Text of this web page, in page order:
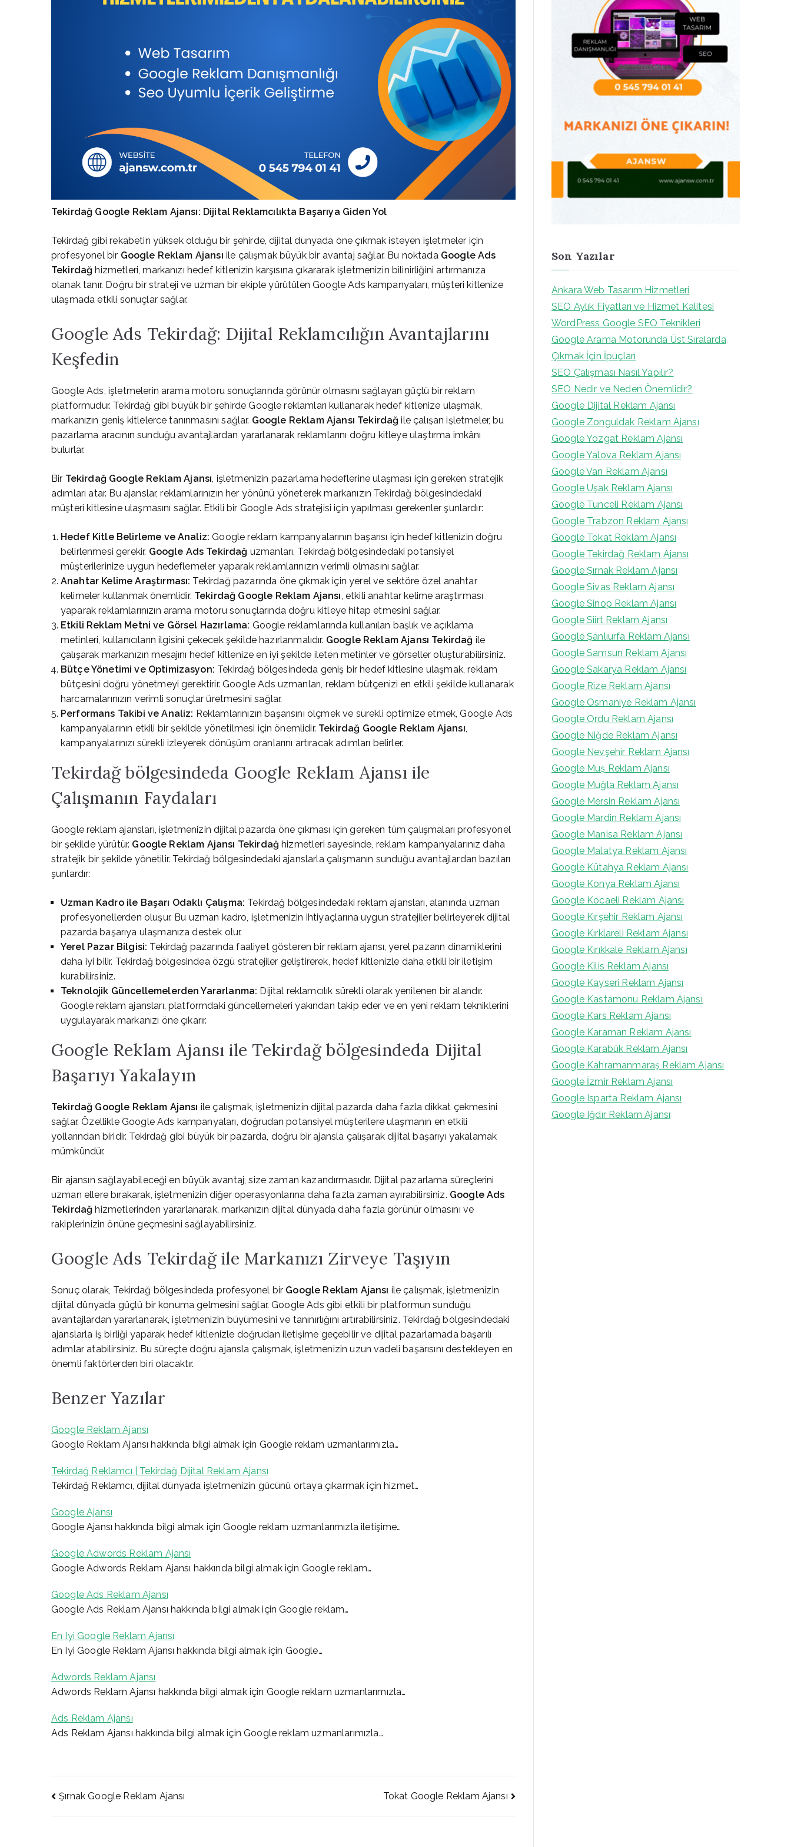
Tekirdağ Google Reklam Ajansı: Dijital Reklamcılıkta Başarıya Giden Yol
Tekirdağ gibi rekabetin yüksek olduğu bir şehirde, dijital dünyada öne çıkmak isteyen işletmeler için
profesyonel bir Google Reklam Ajansı ile çalışmak büyük bir avantaj sağlar. Bu noktada Google Ads
Tekirdağ hizmetleri, markanızı hedef kitlenizin karşısına çıkararak işletmenizin bilinirliğini artırmanıza
olanak tanır. Doğru bir strateji ve uzman bir ekiple yürütülen Google Ads kampanyaları, müşteri kitlenize
ulaşmada etkili sonuçlar sağlar.
Google Ads Tekirdağ: Dijital Reklamcılığın Avantajlarını
Keşfedin
Google Ads, işletmelerin arama motoru sonuçlarında görünür olmasını sağlayan güçlü bir reklam
platformudur. Tekirdağ gibi büyük bir şehirde Google reklamları kullanarak hedef kitlenize ulaşmak,
markanızın geniş kitlelerce tanınmasını sağlar. Google Reklam Ajansı Tekirdağ ile çalışan işletmeler, bu
pazarlama aracının sunduğu avantajlardan yararlanarak reklamlarını doğru kitleye ulaştırma imkânı
bulurlar.
Bir Tekirdağ Google Reklam Ajansı, işletmenizin pazarlama hedeflerine ulaşması için gereken stratejik
adımları atar. Bu ajanslar, reklamlarınızın her yönünü yöneterek markanızın Tekirdağ bölgesindedaki
müşteri kitlesine ulaşmasını sağlar. Etkili bir Google Ads stratejisi için yapılması gerekenler şunlardır:
Hedef Kitle Belirleme ve Analiz: Google reklam kampanyalarının başarısı için hedef kitlenizin doğru
belirlenmesi gerekir. Google Ads Tekirdağ uzmanları, Tekirdağ bölgesindedaki potansiyel
müşterilerinize uygun hedeflemeler yaparak reklamlarınızın verimli olmasını sağlar.
Anahtar Kelime Araştırması: Tekirdağ pazarında öne çıkmak için yerel ve sektöre özel anahtar
kelimeler kullanmak önemlidir. Tekirdağ Google Reklam Ajansı, etkili anahtar kelime araştırması
yaparak reklamlarınızın arama motoru sonuçlarında doğru kitleye hitap etmesini sağlar.
Etkili Reklam Metni ve Görsel Hazırlama: Google reklamlarında kullanılan başlık ve açıklama
metinleri, kullanıcıların ilgisini çekecek şekilde hazırlanmalıdır. Google Reklam Ajansı Tekirdağ ile
çalışarak markanızın mesajını hedef kitlenize en iyi şekilde ileten metinler ve görseller oluşturabilirsiniz.
Bütçe Yönetimi ve Optimizasyon: Tekirdağ bölgesindeda geniş bir hedef kitlesine ulaşmak, reklam
bütçesini doğru yönetmeyi gerektirir. Google Ads uzmanları, reklam bütçenizi en etkili şekilde kullanarak
harcamalarınızın verimli sonuçlar üretmesini sağlar.
Performans Takibi ve Analiz: Reklamlarınızın başarısını ölçmek ve sürekli optimize etmek, Google Ads
kampanyalarının etkili bir şekilde yönetilmesi için önemlidir. Tekirdağ Google Reklam Ajansı,
kampanyalarınızı sürekli izleyerek dönüşüm oranlarını artıracak adımları belirler.
Tekirdağ bölgesindeda Google Reklam Ajansı ile
Çalışmanın Faydaları
Google reklam ajansları, işletmenizin dijital pazarda öne çıkması için gereken tüm çalışmaları profesyonel
bir şekilde yürütür. Google Reklam Ajansı Tekirdağ hizmetleri sayesinde, reklam kampanyalarınız daha
stratejik bir şekilde yönetilir. Tekirdağ bölgesindedaki ajanslarla çalışmanın sunduğu avantajlardan bazıları
şunlardır:
Uzman Kadro ile Başarı Odaklı Çalışma: Tekirdağ bölgesindedaki reklam ajansları, alanında uzman
profesyonellerden oluşur. Bu uzman kadro, işletmenizin ihtiyaçlarına uygun stratejiler belirleyerek dijital
pazarda başarıya ulaşmanıza destek olur.
Yerel Pazar Bilgisi: Tekirdağ pazarında faaliyet gösteren bir reklam ajansı, yerel pazarın dinamiklerini
daha iyi bilir. Tekirdağ bölgesindea özgü stratejiler geliştirerek, hedef kitlenizle daha etkili bir iletişim
kurabilirsiniz.
Teknolojik Güncellemelerden Yararlanma: Dijital reklamcılık sürekli olarak yenilenen bir alandır.
Google reklam ajansları, platformdaki güncellemeleri yakından takip eder ve en yeni reklam tekniklerini
uygulayarak markanızı öne çıkarır.
Google Reklam Ajansı ile Tekirdağ bölgesindeda Dijital
Başarıyı Yakalayın
Tekirdağ Google Reklam Ajansı ile çalışmak, işletmenizin dijital pazarda daha fazla dikkat çekmesini
sağlar. Özellikle Google Ads kampanyaları, doğrudan potansiyel müşterilere ulaşmanın en etkili
yollarından biridir. Tekirdağ gibi büyük bir pazarda, doğru bir ajansla çalışarak dijital başarıyı yakalamak
mümkündür.
Bir ajansın sağlayabileceği en büyük avantaj, size zaman kazandırmasıdır. Dijital pazarlama süreçlerini
uzman ellere bırakarak, işletmenizin diğer operasyonlarına daha fazla zaman ayırabilirsiniz. Google Ads
Tekirdağ hizmetlerinden yararlanarak, markanızın dijital dünyada daha fazla görünür olmasını ve
rakiplerinizin önüne geçmesini sağlayabilirsiniz.
Google Ads Tekirdağ ile Markanızı Zirveye Taşıyın
Sonuç olarak, Tekirdağ bölgesindeda profesyonel bir Google Reklam Ajansı ile çalışmak, işletmenizin
dijital dünyada güçlü bir konuma gelmesini sağlar. Google Ads gibi etkili bir platformun sunduğu
avantajlardan yararlanarak, işletmenizin büyümesini ve tanınırlığını artırabilirsiniz. Tekirdağ bölgesindedaki
ajanslarla iş birliği yaparak hedef kitlenizle doğrudan iletişime geçebilir ve dijital pazarlamada başarılı
adımlar atabilirsiniz. Bu süreçte doğru ajansla çalışmak, işletmenizin uzun vadeli başarısını destekleyen en
önemli faktörlerden biri olacaktır.
Benzer Yazılar
Google Reklam Ajansı
Google Reklam Ajansı hakkında bilgi almak için Google reklam uzmanlarımızla…
Tekirdağ Reklamcı | Tekirdağ Dijital Reklam Ajansı
Tekirdağ Reklamcı, dijital dünyada işletmenizin gücünü ortaya çıkarmak için hizmet…
Google Ajansı
Google Ajansı hakkında bilgi almak için Google reklam uzmanlarımızla iletişime…
Google Adwords Reklam Ajansı
Google Adwords Reklam Ajansı hakkında bilgi almak için Google reklam…
Google Ads Reklam Ajansı
Google Ads Reklam Ajansı hakkında bilgi almak için Google reklam…
En Iyi Google Reklam Ajansı
En Iyi Google Reklam Ajansı hakkında bilgi almak için Google…
Adwords Reklam Ajansı
Adwords Reklam Ajansı hakkında bilgi almak için Google reklam uzmanlarımızla…
Ads Reklam Ajansı
Ads Reklam Ajansı hakkında bilgi almak için Google reklam uzmanlarımızla…
Yazı
Şırnak Google Reklam Ajansı Tokat Google Reklam Ajansı
Son Yazılar
Ankara Web Tasarım Hizmetleri
SEO Aylık Fiyatları ve Hizmet Kalitesi
WordPress Google SEO Teknikleri
Google Arama Motorunda Üst Sıralarda
Çıkmak İçin İpuçları
SEO Çalışması Nasıl Yapılır?
SEO Nedir ve Neden Önemlidir?
Google Dijital Reklam Ajansı
Google Zonguldak Reklam Ajansı
Google Yozgat Reklam Ajansı
Google Yalova Reklam Ajansı
Google Van Reklam Ajansı
Google Uşak Reklam Ajansı
Google Tunceli Reklam Ajansı
Google Trabzon Reklam Ajansı
Google Tokat Reklam Ajansı
Google Tekirdağ Reklam Ajansı
Google Şırnak Reklam Ajansı
Google Sivas Reklam Ajansı
Google Sinop Reklam Ajansı
Google Siirt Reklam Ajansı
Google Şanlıurfa Reklam Ajansı
Google Samsun Reklam Ajansı
Google Sakarya Reklam Ajansı
Google Rize Reklam Ajansı
Google Osmaniye Reklam Ajansı
Google Ordu Reklam Ajansı
Google Niğde Reklam Ajansı
Google Nevşehir Reklam Ajansı
Google Muş Reklam Ajansı
Google Muğla Reklam Ajansı
Google Mersin Reklam Ajansı
Google Mardin Reklam Ajansı
Google Manisa Reklam Ajansı
Google Malatya Reklam Ajansı
Google Kütahya Reklam Ajansı
Google Konya Reklam Ajansı
Google Kocaeli Reklam Ajansı
Google Kırşehir Reklam Ajansı
Google Kırklareli Reklam Ajansı
Google Kırıkkale Reklam Ajansı
Google Kilis Reklam Ajansı
Google Kayseri Reklam Ajansı
Google Kastamonu Reklam Ajansı
Google Kars Reklam Ajansı
Google Karaman Reklam Ajansı
Google Karabük Reklam Ajansı
Google Kahramanmaraş Reklam Ajansı
Google İzmir Reklam Ajansı
Google Isparta Reklam Ajansı
Google Iğdır Reklam Ajansı